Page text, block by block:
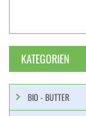
KATEGORIEN
BIO - BUTTER